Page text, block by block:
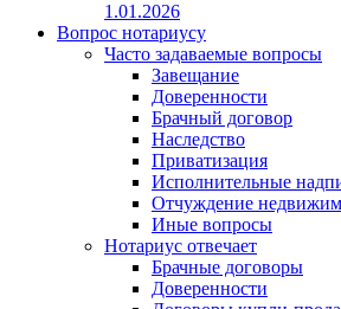
1.01.2026
Вопрос нотариусу
Часто задаваемые вопросы
Завещание
Доверенности
Брачный договор
Наследство
Приватизация
Исполнительные
Отчуждение
Иные вопросы
Нотариус отвечает
Брачные договоры
Доверенности